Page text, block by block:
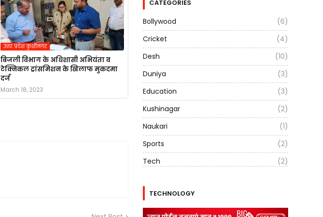
उत्तर प्रदेश कुशीनगर
बिजली विभाग के अधिशासी अभियंता व
टेक्निकल ट्रांसमिशन के खिलाफ मुकदमा
दर्ज
March 18, 2023
CATEGORIES
Bollywood
(6)
Cricket
(4)
Desh
(10)
Duniya
(3)
Education
(3)
Kushinagar
(2)
Naukari
(1)
Sports
(2)
Tech
(2)
TECHNOLOGY